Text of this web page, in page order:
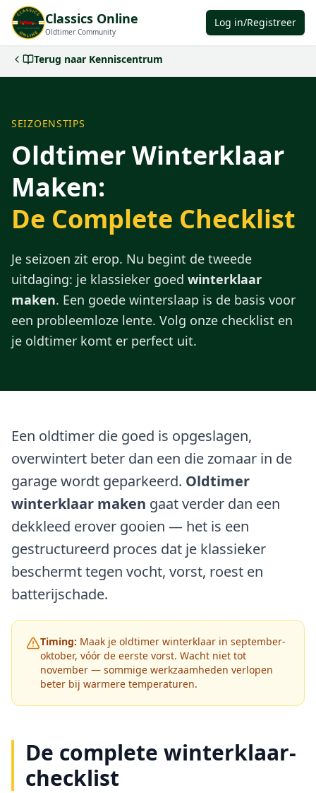
Classics Online
Oldtimer Community
Log in/Registreer
Terug naar Kenniscentrum
SEIZOENSTIPS
Oldtimer Winterklaar
Maken:
De Complete Checklist
Je seizoen zit erop. Nu begint de tweede
uitdaging: je klassieker goed winterklaar
maken. Een goede winterslaap is de basis voor
een probleemloze lente. Volg onze checklist en
je oldtimer komt er perfect uit.
Een oldtimer die goed is opgeslagen,
overwintert beter dan een die zomaar in de
garage wordt geparkeerd. Oldtimer
winterklaar maken gaat verder dan een
dekkleed erover gooien — het is een
gestructureerd proces dat je klassieker
beschermt tegen vocht, vorst, roest en
batterijschade.
Timing: Maak je oldtimer winterklaar in september-
oktober, vóór de eerste vorst. Wacht niet tot
november — sommige werkzaamheden verlopen
beter bij warmere temperaturen.
De complete winterklaar-
checklist